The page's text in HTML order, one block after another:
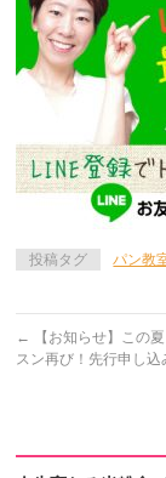
投稿タグ パン教
←
【お知らせ】この
スン再び！先行申し込